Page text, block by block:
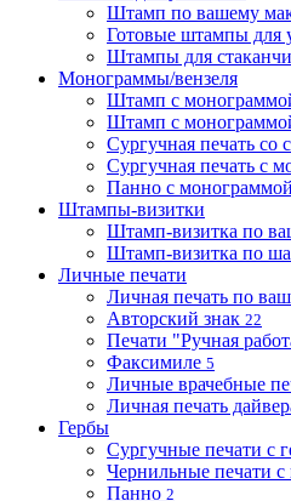
Штамп по вашему
Готовые штампы для
Штампы для
Монограммы/вензеля
Штамп с
Штамп с
Сургучная печать со
Сургучная печать с
Панно с монограммой
Штампы-визитки
Штамп-визитка по
Штамп-визитка по
Личные печати
Личная печать по
Авторский знак 22
Печати "Ручная
Факсимиле 5
Личные врачебные
Личная печать
Гербы
Сургучные печати с
Чернильные печати с
Панно 2